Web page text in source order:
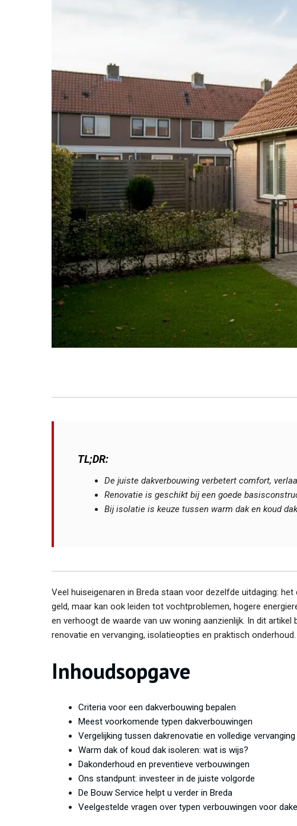
TL;DR:
De juiste dakverbouwing verbetert comfort,
Renovatie is geschikt bij een goede
Bij isolatie is keuze tussen warm dak en koud
Veel huiseigenaren in Breda staan voor dezelfde uitdaging:
geld, maar kan ook leiden tot vochtproblemen, hogere
en verhoogt de waarde van uw woning aanzienlijk. In dit
renovatie en vervanging, isolatieopties en praktisch
Inhoudsopgave
Criteria voor een dakverbouwing bepalen
Meest voorkomende typen dakverbouwingen
Vergelijking tussen dakrenovatie en volledige vervanging
Warm dak of koud dak isoleren: wat is wijs?
Dakonderhoud en preventieve verbouwingen
Ons standpunt: investeer in de juiste volgorde
De Bouw Service helpt u verder in Breda
Veelgestelde vragen over typen verbouwingen voor